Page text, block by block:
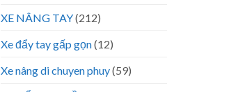
XE NÂNG TAY(212)
Xe đẩy tay gấp gọn(12)
Xe nâng di chuyen phuy(59)